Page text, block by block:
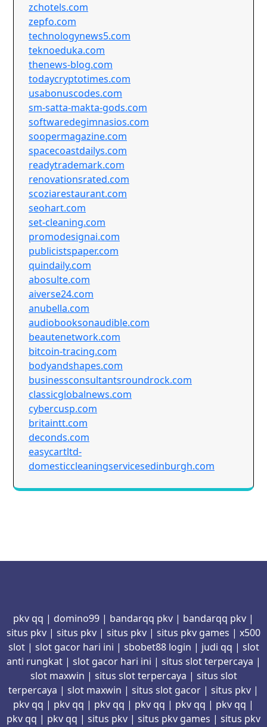
zchotels.com
zepfo.com
technologynews5.com
teknoeduka.com
thenews-blog.com
todaycryptotimes.com
usabonuscodes.com
sm-satta-makta-gods.com
softwaredegimnasios.com
soopermagazine.com
spacecoastdailys.com
readytrademark.com
renovationsrated.com
scoziarestaurant.com
seohart.com
set-cleaning.com
promodesignai.com
publicistspaper.com
quindaily.com
abosulte.com
aiverse24.com
anubella.com
audiobooksonaudible.com
beautenetwork.com
bitcoin-tracing.com
bodyandshapes.com
businessconsultantsroundrock.com
classicglobalnews.com
cybercusp.com
britaintt.com
deconds.com
easycartltd-
domesticcleaningservicesedinburgh.com
pkv qq | domino99 | bandarqq pkv | bandarqq pkv |
situs pkv | situs pkv | situs pkv | situs pkv games | x500
slot| slot gacor hari ini | sbobet88 login | judi qq | slot
anti rungkat| slot gacor hari ini | situs slot terpercaya |
slot maxwin | situs slot terpercaya | situs slot
terpercaya | slot maxwin | situs slot gacor | situs pkv |
pkv qq | pkv qq | pkv qq | pkv qq | pkv qq | pkv qq |
pkv qq | pkv qq | situs pkv | situs pkv games | situs pkv